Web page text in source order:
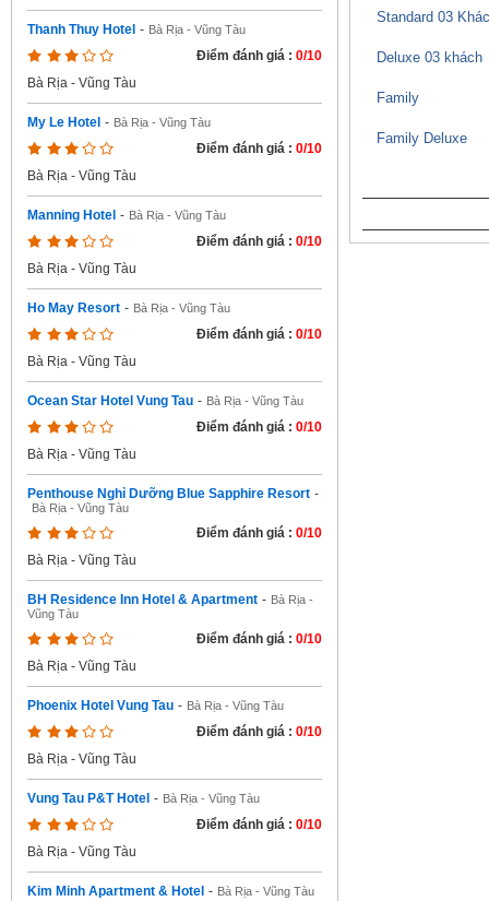
Thanh Thuy Hotel - Bà Rịa - Vũng Tàu
Điểm đánh giá : 0/10
Bà Rịa - Vũng Tàu
My Le Hotel - Bà Rịa - Vũng Tàu
Điểm đánh giá : 0/10
Bà Rịa - Vũng Tàu
Manning Hotel - Bà Rịa - Vũng Tàu
Điểm đánh giá : 0/10
Bà Rịa - Vũng Tàu
Ho May Resort - Bà Rịa - Vũng Tàu
Điểm đánh giá : 0/10
Bà Rịa - Vũng Tàu
Ocean Star Hotel Vung Tau - Bà Rịa - Vũng Tàu
Điểm đánh giá : 0/10
Bà Rịa - Vũng Tàu
Penthouse Nghỉ Dưỡng Blue Sapphire Resort -
Bà Rịa - Vũng Tàu
Điểm đánh giá : 0/10
Bà Rịa - Vũng Tàu
BH Residence Inn Hotel & Apartment - Bà Rịa -
Vũng Tàu
Điểm đánh giá : 0/10
Bà Rịa - Vũng Tàu
Phoenix Hotel Vung Tau - Bà Rịa - Vũng Tàu
Điểm đánh giá : 0/10
Bà Rịa - Vũng Tàu
Vung Tau P&T Hotel - Bà Rịa - Vũng Tàu
Điểm đánh giá : 0/10
Bà Rịa - Vũng Tàu
Kim Minh Apartment & Hotel - Bà Rịa - Vũng Tàu
Standard 03
Deluxe 03 khách
Family
Family Deluxe